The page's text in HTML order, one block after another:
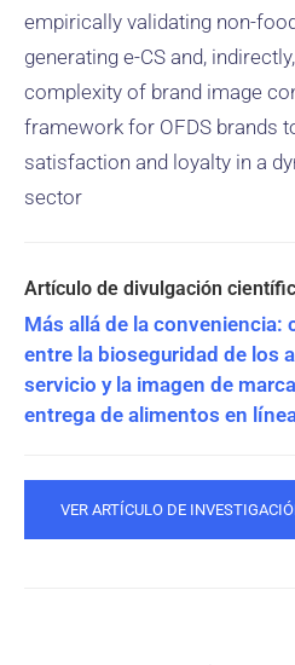
empirically validating non-
generating e-CS and,
complexity of brand image
framework for OFDS brands
satisfaction and loyalty in a
sector
Más allá de la conveniencia:
entre la bioseguridad de los
servicio y la imagen de
entrega de alimentos en
VER ARTÍCULO DE